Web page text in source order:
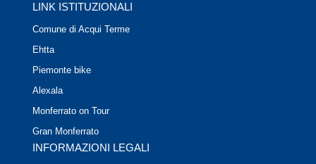
LINK ISTITUZIONALI
Comune di Acqui Terme
Ehtta
Piemonte bike
Alexala
Monferrato on Tour
Gran Monferrato
INFORMAZIONI LEGALI